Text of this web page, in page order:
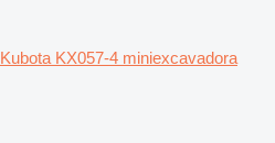
Kubota KX057-4 miniexcavadora